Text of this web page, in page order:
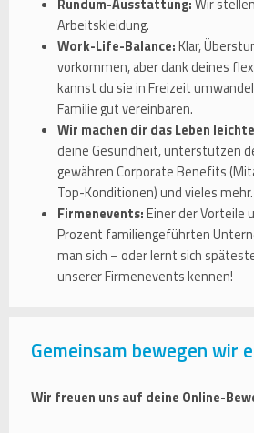
Rundum-Ausstattung:Wir
Arbeitskleidung.
Work-Life-Balance:Klar,
vorkommen, aber dank deines
kannst du sie in Freizeit
Familie gut vereinbaren.
Wir machen dir das Leben
deine Gesundheit, unterstützen
gewähren Corporate Benefits
Top-Konditionen) und vieles mehr.
Firmenevents:Einer der Vorteile
Prozent familiengeführten
man sich – oder lernt sich
unserer Firmenevents kennen!
Gemeinsam bewegen wir
Wir freuen uns auf deine Online-